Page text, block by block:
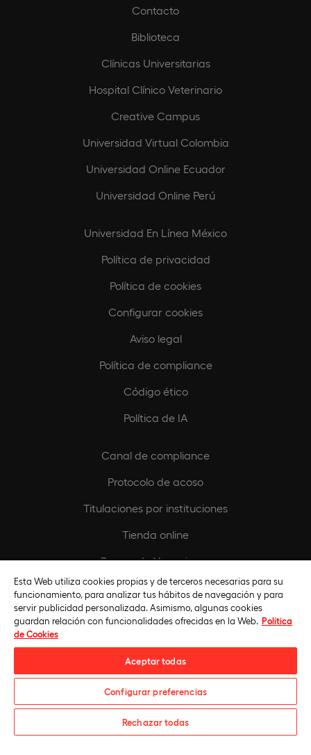
Contacto
Biblioteca
Clínicas Universitarias
Hospital Clínico Veterinario
Creative Campus
Universidad Virtual Colombia
Universidad Online Ecuador
Universidad Online Perú
Universidad En Línea México
Política de privacidad
Política de cookies
Configurar cookies
Aviso legal
Política de compliance
Código ético
Política de IA
Canal de compliance
Protocolo de acoso
Titulaciones por instituciones
Tienda online
Buscando Vocaciones
Europeamedia
Fundación Universidad Europea
¿Te informamos?
Esta Web utiliza cookies propias y de terceros necesarias para su
funcionamiento, para analizar tus hábitos de navegación y para
servir publicidad personalizada. Asimismo, algunas cookies
guardan relación con funcionalidades ofrecidas en la Web. Política
de Cookies
Aceptar todas
Configurar preferencias
Rechazar todas